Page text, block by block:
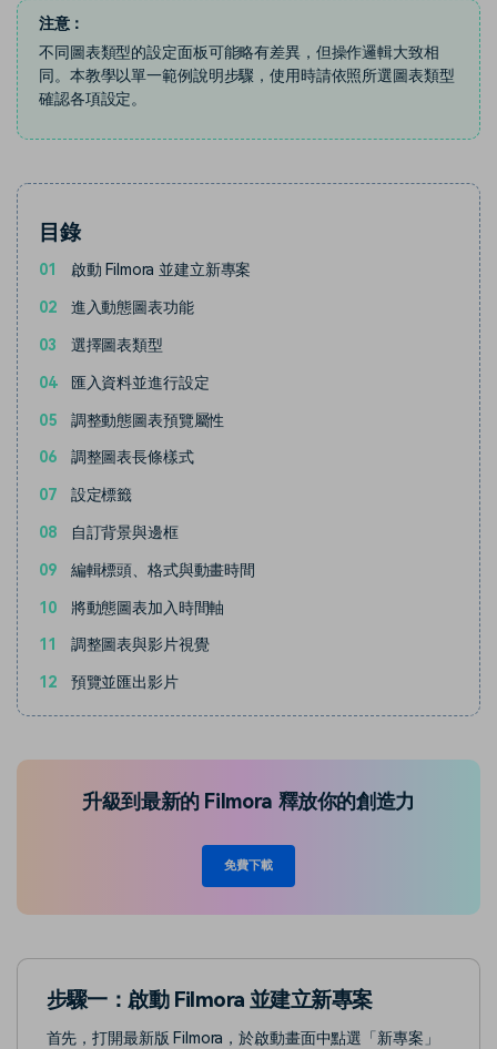
注意：
不同圖表類型的設定面板可能略有差異，但操作邏輯大致相
同。本教學以單一範例說明步驟，使用時請依照所選圖表類型
確認各項設定。
目錄
01 啟動 Filmora 並建立新專案
02 進入動態圖表功能
03 選擇圖表類型
04 匯入資料並進行設定
05 調整動態圖表預覽屬性
06 調整圖表長條樣式
07 設定標籤
08 自訂背景與邊框
09 編輯標頭、格式與動畫時間
10 將動態圖表加入時間軸
11 調整圖表與影片視覺
12 預覽並匯出影片
升級到最新的 Filmora 釋放你的創造力
免費下載
步驟一：啟動 Filmora 並建立新專案
首先，打開最新版 Filmora，於啟動畫面中點選「新專案」